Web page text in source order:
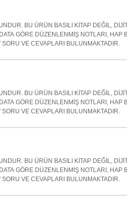
BU ÜRÜN BASILI KİTAP DEĞİL,
GÖRE DÜZENLENMİŞ NOTLARI,
VE CEVAPLARI BULUNMAKTADIR.
BU ÜRÜN BASILI KİTAP DEĞİL,
GÖRE DÜZENLENMİŞ NOTLARI,
VE CEVAPLARI BULUNMAKTADIR.
BU ÜRÜN BASILI KİTAP DEĞİL,
GÖRE DÜZENLENMİŞ NOTLARI,
VE CEVAPLARI BULUNMAKTADIR.